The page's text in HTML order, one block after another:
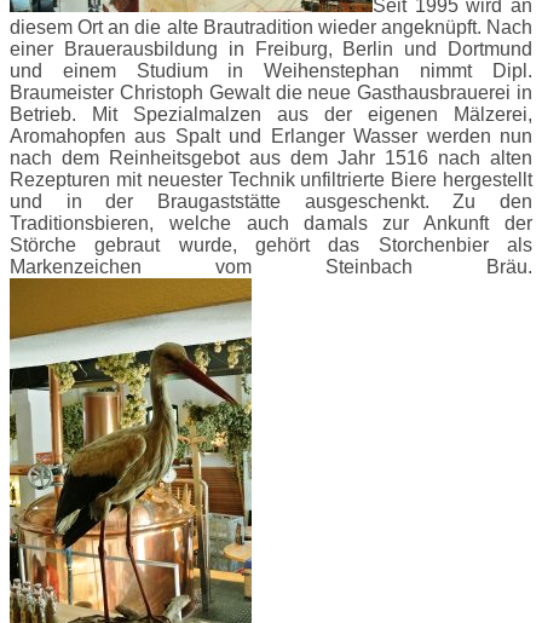
Seit 1995 wird an
diesem Ort an die alte Brautradition wieder angeknüpft. Nach
einer Brauerausbildung in Freiburg, Berlin und Dortmund
und einem Studium in Weihenstephan nimmt Dipl.
Braumeister Christoph Gewalt die neue Gasthausbrauerei in
Betrieb. Mit Spezialmalzen aus der eigenen Mälzerei,
Aromahopfen aus Spalt und Erlanger Wasser werden nun
nach dem Reinheitsgebot aus dem Jahr 1516 nach alten
Rezepturen mit neuester Technik unfiltrierte Biere hergestellt
und in der Braugaststätte ausgeschenkt. Zu den
Traditionsbieren, welche auch damals zur Ankunft der
Störche gebraut wurde, gehört das Storchenbier als
Markenzeichen vom Steinbach Bräu.